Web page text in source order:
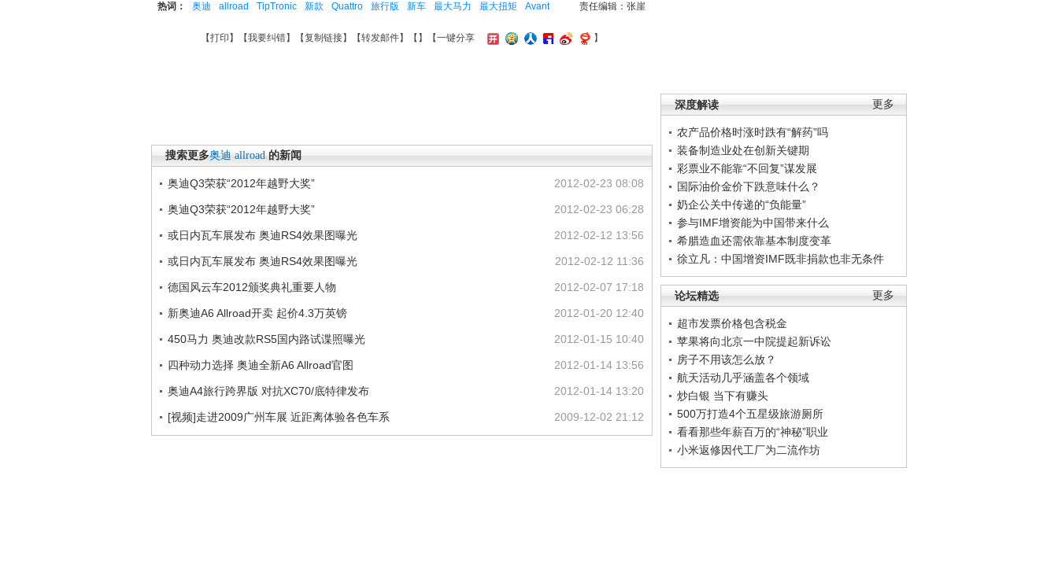
更多
深度解读
农产品价格时涨时跌有“解药”吗
装备制造业处在创新关键期
彩票业不能靠“不回复”谋发展
国际油价金价下跌意味什么？
奶企公关中传递的“负能量”
参与IMF增资能为中国带来什么
希腊造血还需依靠基本制度变革
徐立凡：中国增资IMF既非捐款也非无条件
更多
论坛精选
超市发票价格包含税金
苹果将向北京一中院提起新诉讼
房子不用该怎么放？
航天活动几乎涵盖各个领域
炒白银 当下有赚头
500万打造4个五星级旅游厕所
看看那些年薪百万的“神秘”职业
小米返修因代工厂为二流作坊
责任编辑：张崖
热词： 奥迪 allroad TipTronic 新款 Quattro 旅行版 新车 最大马力 最大扭矩 Avant
【打印 】【我要纠错】【复制链接】【转发邮件】【 】 【一键分享 】
搜索更多奥迪 allroad 的新闻
2012-02-23 08:08
奥迪Q3荣获“2012年越野大奖”
2012-02-23 06:28
奥迪Q3荣获“2012年越野大奖”
2012-02-12 13:56
或日内瓦车展发布 奥迪RS4效果图曝光
2012-02-12 11:36
或日内瓦车展发布 奥迪RS4效果图曝光
2012-02-07 17:18
德国风云车2012颁奖典礼重要人物
2012-01-20 12:40
新奥迪A6 Allroad开卖 起价4.3万英镑
2012-01-15 10:40
450马力 奥迪改款RS5国内路试谍照曝光
2012-01-14 13:56
四种动力选择 奥迪全新A6 Allroad官图
2012-01-14 13:20
奥迪A4旅行跨界版 对抗XC70/底特律发布
2009-12-02 21:12
[视频]走进2009广州车展 近距离体验各色车系